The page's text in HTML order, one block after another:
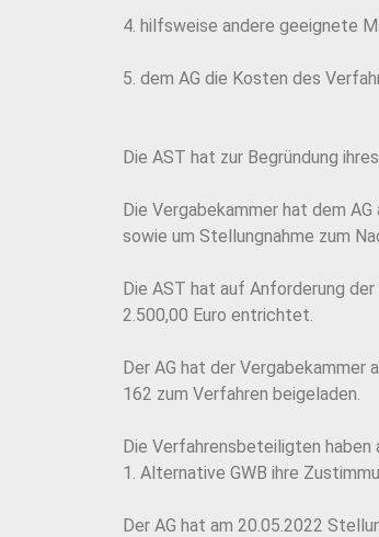
4. hilfsweise andere geeignete
5. dem AG die Kosten des
Die AST hat zur Begründung
Die Vergabekammer hat dem
sowie um Stellungnahme zum
Die AST hat auf Anforderung
2.500,00 Euro entrichtet.
Der AG hat der Vergabekammer
162 zum Verfahren beigeladen.
Die Verfahrensbeteiligten haben
1. Alternative GWB ihre
Der AG hat am 20.05.2022